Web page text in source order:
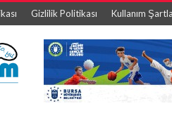
Gizlilik Politikası Kullanım